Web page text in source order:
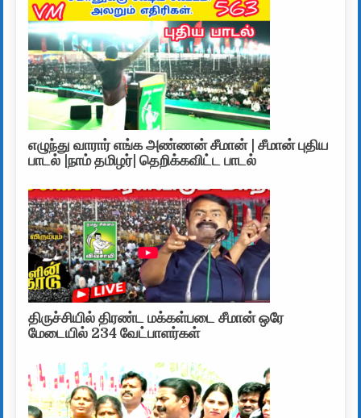
எழுந்து வாரார் எங்க அண்ணன் சீமான் | சீமான் புதிய
பாடல் |நாம் தமிழர்| தெறிக்கவிட்ட பாடல்
திருச்சியில் திரண்ட மக்கள்படை சீமான் ஒரே
மேடையில் 234 வேட்பாளர்கள்